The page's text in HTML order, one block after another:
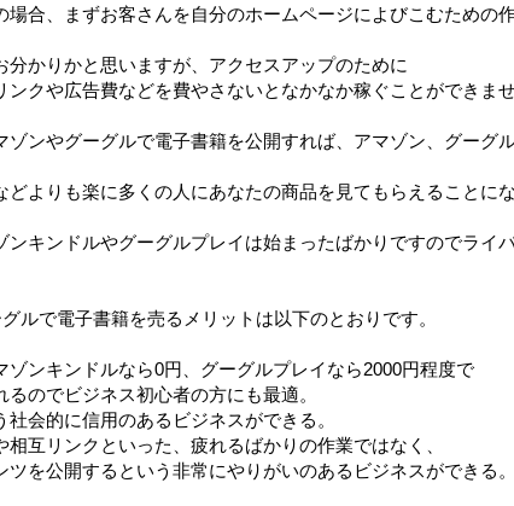
場合、まずお客さんを自分のホームページによびこむための
分かりかと思いますが、アクセスアップのために
ンクや広告費などを費やさないとなかなか稼ぐことができませ
ゾンやグーグルで電子書籍を公開すれば、アマゾン、グーグ
どよりも楽に多くの人にあなたの商品を見てもらえることにな
ンキンドルやグーグルプレイは始まったばかりですのでライ
ルで電子書籍を売るメリットは以下のとおりです。
ゾンキンドルなら0円、グーグルプレイなら2000円程度で
のでビジネス初心者の方にも最適。
社会的に信用のあるビジネスができる。
相互リンクといった、疲れるばかりの作業ではなく、
を公開するという非常にやりがいのあるビジネスができる。